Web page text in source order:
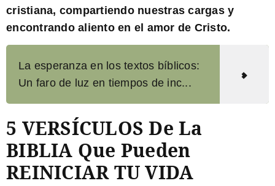
cristiana, compartiendo nuestras cargas y
encontrando aliento en el amor de Cristo.
La esperanza en los textos bíblicos:
Un faro de luz en tiempos de inc...
5 VERSÍCULOS De La
BIBLIA Que Pueden
REINICIAR TU VIDA